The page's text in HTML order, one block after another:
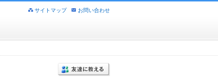
お問い合わせ
サイトマップ